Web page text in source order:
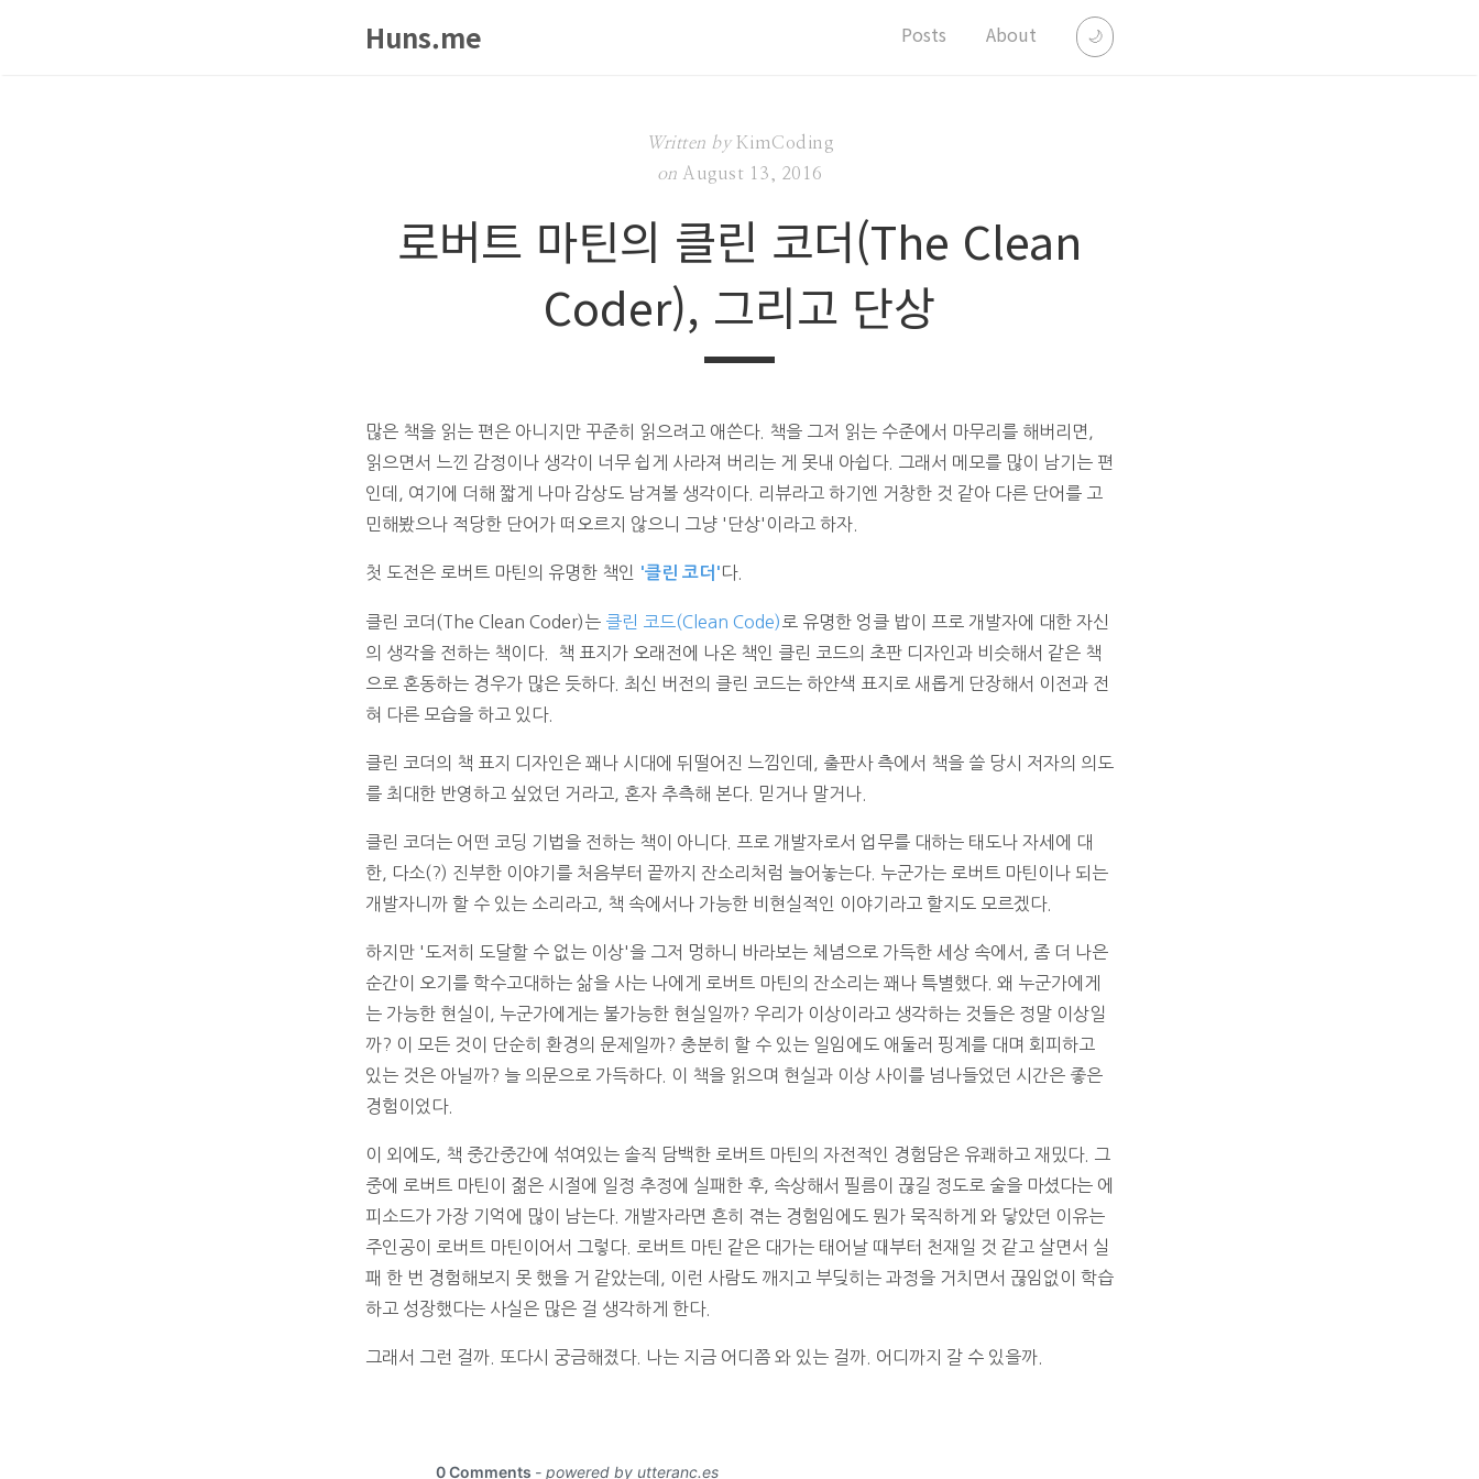
Huns.me Posts About 🌙
Written byKimCoding
on August 13, 2016
로버트 마틴의 클린 코더(The Clean
Coder), 그리고 단상
많은 책을 읽는 편은 아니지만 꾸준히 읽으려고 애쓴다. 책을 그저 읽는 수준에서 마무리를 해버리면,
읽으면서 느낀 감정이나 생각이 너무 쉽게 사라져 버리는 게 못내 아쉽다. 그래서 메모를 많이 남기는 편
인데, 여기에 더해 짧게 나마 감상도 남겨볼 생각이다. 리뷰라고 하기엔 거창한 것 같아 다른 단어를 고
민해봤으나 적당한 단어가 떠오르지 않으니 그냥 '단상'이라고 하자.
첫 도전은 로버트 마틴의 유명한 책인 '클린 코더' 다.
클린 코더(The Clean Coder)는 클린 코드(Clean Code)로 유명한 엉클 밥이 프로 개발자에 대한 자신
의 생각을 전하는 책이다.
책 표지가 오래전에 나온 책인 클린 코드의 초판 디자인과 비슷해서 같은 책
으로 혼동하는 경우가 많은 듯하다. 최신 버전의 클린 코드는 하얀색 표지로 새롭게 단장해서 이전과 전
혀 다른 모습을 하고 있다.
클린 코더의 책 표지 디자인은 꽤나 시대에 뒤떨어진 느낌인데, 출판사 측에서 책을 쓸 당시 저자의 의도
를 최대한 반영하고 싶었던 거라고, 혼자 추측해 본다. 믿거나 말거나.
클린 코더는 어떤 코딩 기법을 전하는 책이 아니다. 프로 개발자로서 업무를 대하는 태도나 자세에 대
한, 다소(?) 진부한 이야기를 처음부터 끝까지 잔소리처럼 늘어놓는다. 누군가는 로버트 마틴이나 되는
개발자니까 할 수 있는 소리라고, 책 속에서나 가능한 비현실적인 이야기라고 할지도 모르겠다.
하지만 '도저히 도달할 수 없는 이상'을 그저 멍하니 바라보는 체념으로 가득한 세상 속에서, 좀 더 나은
순간이 오기를 학수고대하는 삶을 사는 나에게 로버트 마틴의 잔소리는 꽤나 특별했다. 왜 누군가에게
는 가능한 현실이, 누군가에게는 불가능한 현실일까? 우리가 이상이라고 생각하는 것들은 정말 이상일
까? 이 모든 것이 단순히 환경의 문제일까? 충분히 할 수 있는 일임에도 애둘러 핑계를 대며 회피하고
있는 것은 아닐까? 늘 의문으로 가득하다. 이 책을 읽으며 현실과 이상 사이를 넘나들었던 시간은 좋은
경험이었다.
이 외에도, 책 중간중간에 섞여있는 솔직 담백한 로버트 마틴의 자전적인 경험담은 유쾌하고 재밌다. 그
중에 로버트 마틴이 젊은 시절에 일정 추정에 실패한 후, 속상해서 필름이 끊길 정도로 술을 마셨다는 에
피소드가 가장 기억에 많이 남는다. 개발자라면 흔히 겪는 경험임에도 뭔가 묵직하게 와 닿았던 이유는
주인공이 로버트 마틴이어서 그렇다. 로버트 마틴 같은 대가는 태어날 때부터 천재일 것 같고 살면서 실
패 한 번 경험해보지 못 했을 거 같았는데, 이런 사람도 깨지고 부딪히는 과정을 거치면서 끊임없이 학습
하고 성장했다는 사실은 많은 걸 생각하게 한다.
그래서 그런 걸까. 또다시 궁금해졌다. 나는 지금 어디쯤 와 있는 걸까. 어디까지 갈 수 있을까.